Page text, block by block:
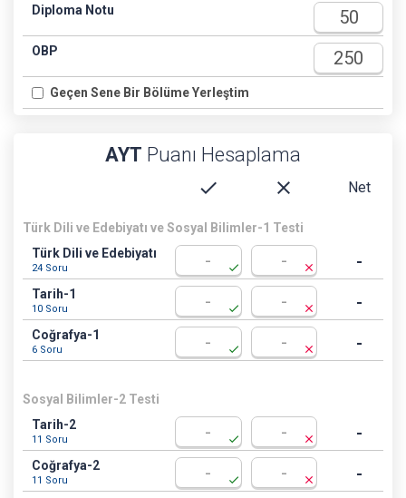
Diploma Notu
OBP
Geçen Sene Bir Bölüme Yerleştim
AYT Puanı Hesaplama
check close Net
Türk Dili ve Edebiyatı ve Sosyal Bilimler-1 Testi
Türk Dili ve Edebiyatı
24 Soru check close -
Tarih-1
10 Soru check close -
Coğrafya-1
6 Soru check close -
Sosyal Bilimler-2 Testi
Tarih-2
11 Soru check close -
Coğrafya-2
11 Soru check close -